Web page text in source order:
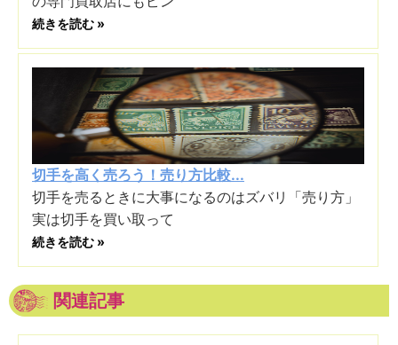
続きを読む »
切手を高く売ろう！売り方比較...
切手を売るときに大事になるのはズバリ「売り方」
実は切手を買い取って
続きを読む »
関連記事